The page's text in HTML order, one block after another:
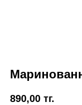
890,00 тг.